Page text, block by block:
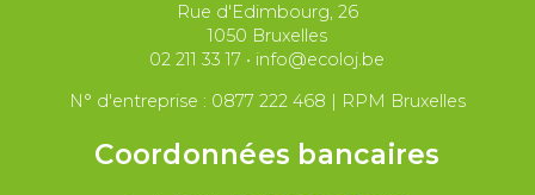
Paix et droit international
Rue d'Edimbourg, 26
1050 Bruxelles
02 211 33 17 • info@ecoloj.be
N° d'entreprise : 0877 222 468 | RPM Bruxelles
Coordonnées bancaires